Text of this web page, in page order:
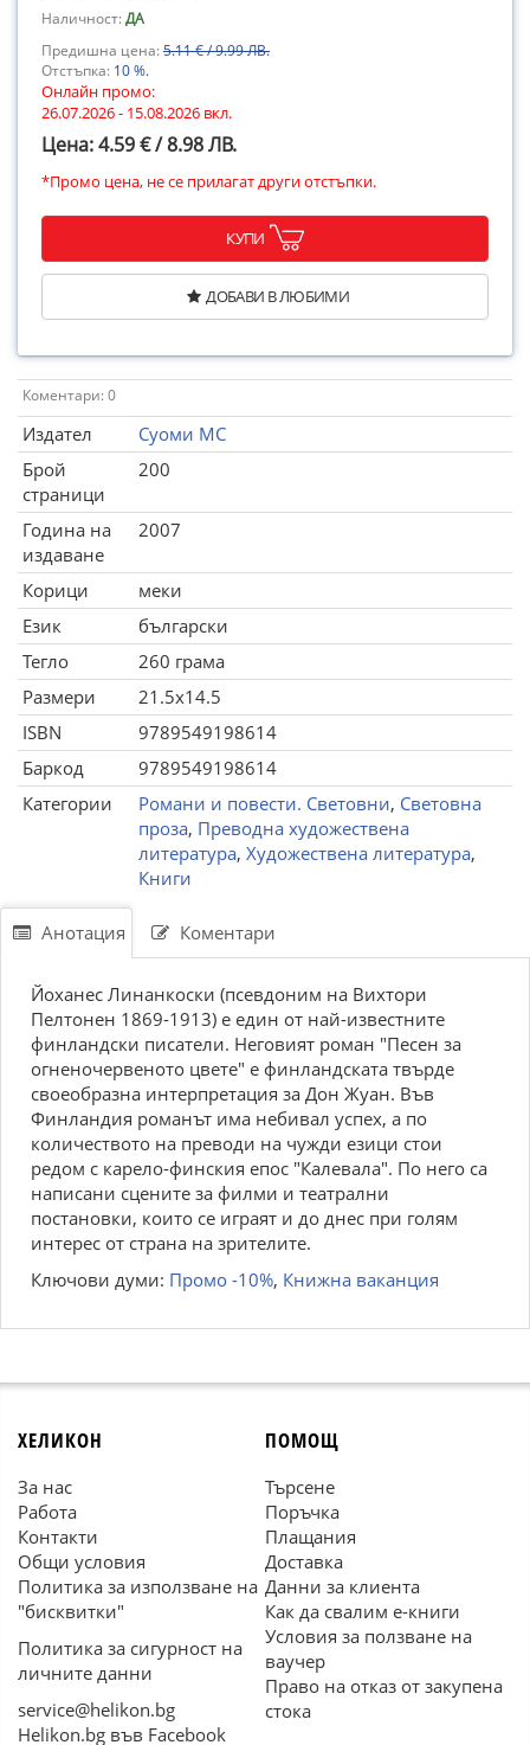
Наличност:ДА
Предишна цена:5.11 € / 9.99 ЛВ.
Отстъпка: 10 %.
Онлайн промо:
26.07.2026 - 15.08.2026 вкл.
Цена: 4.59 € / 8.98 ЛВ.
*Промо цена, не се прилагат други отстъпки.
КУПИ
ДОБАВИ В ЛЮБИМИ
Коментари: 0
Издател
Суоми МС
Брой
страници
200
Година на
издаване
2007
Корици
меки
Език
български
Тегло
260 грама
Размери
21.5x14.5
ISBN
9789549198614
Баркод
9789549198614
Категории
Романи и повести. Световни, Световна
проза, Преводна художествена
литература, Художествена литература,
Книги
Анотация Коментари
Йоханес Линанкоски (псевдоним на Вихтори
Пелтонен 1869-1913) е един от най-известните
финландски писатели. Неговият роман "Песен за
огненочервеното цвете" е финландската твърде
своеобразна интерпретация за Дон Жуан. Във
Финландия романът има небивал успех, а по
количеството на преводи на чужди езици стои
редом с карело-финския епос "Калевала". По него са
написани сцените за филми и театрални
постановки, които се играят и до днес при голям
интерес от страна на зрителите.
Ключови думи: Промо -10%, Книжна ваканция
ХЕЛИКОН
За нас
Работа
Контакти
Общи условия
Политика за използване на
"бисквитки"
Политика за сигурност на
личните данни
service@helikon.bg
Helikon.bg във Facebook
ПОМОЩ
Търсене
Поръчка
Плащания
Доставка
Данни за клиента
Как да свалим е-книги
Условия за ползване на
ваучер
Право на отказ от закупена
стока